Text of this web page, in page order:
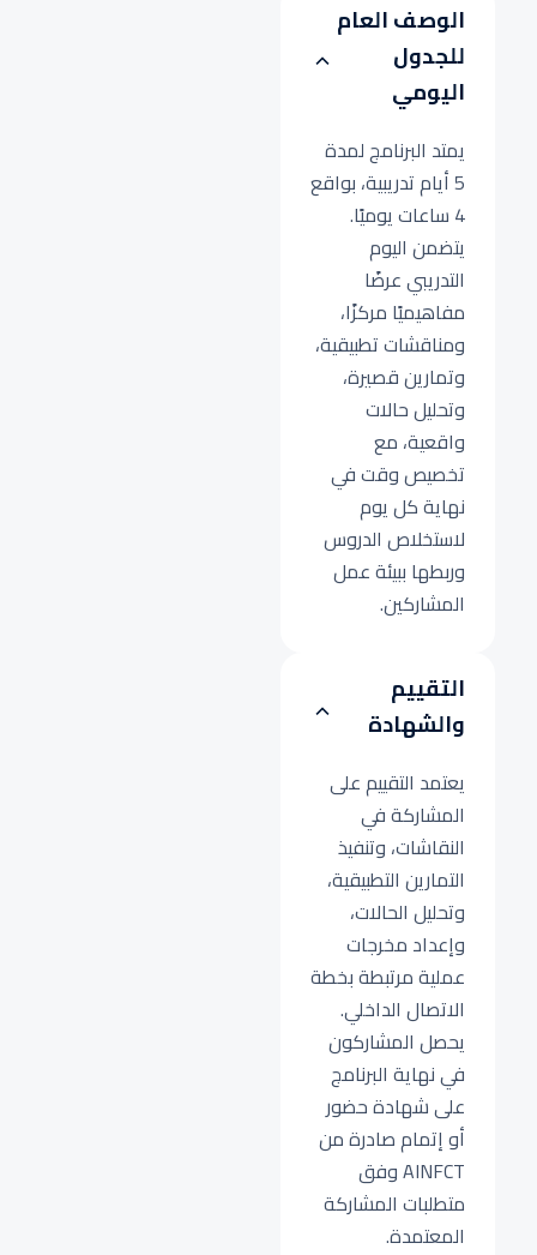
الوصف العام
للجدول
اليومي
يمتد البرنامج لمدة
5 أيام تدريبية، بواقع
4 ساعات يوميًا.
يتضمن اليوم
التدريبي عرضًا
مفاهيميًا مركزًا،
ومناقشات تطبيقية،
وتمارين قصيرة،
وتحليل حالات
واقعية، مع
تخصيص وقت في
نهاية كل يوم
لاستخلاص الدروس
وربطها ببيئة عمل
المشاركين.
التقييم
والشهادة
يعتمد التقييم على
المشاركة في
النقاشات، وتنفيذ
التمارين التطبيقية،
وتحليل الحالات،
وإعداد مخرجات
عملية مرتبطة بخطة
الاتصال الداخلي.
يحصل المشاركون
في نهاية البرنامج
على شهادة حضور
أو إتمام صادرة من
AINFCT وفق
متطلبات المشاركة
المعتمدة.